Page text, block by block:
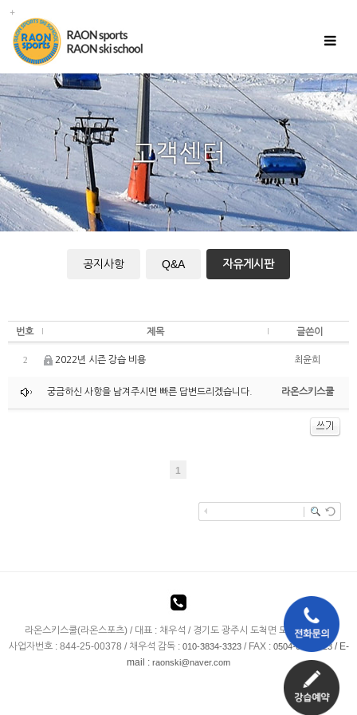
Toggle
공지사항 Q&A 자유게시판
번호 제목 글쓴이
2 2022년 시즌 강습 비용 최윤희
궁금하신 사항을 남겨주시면 빠른 답변드리겠습니다. 라온스키스쿨
1
라온스키스쿨(라온스포츠) / 대표 : 채우석 / 경기도 광주시 도척면 도척윗로 278
사업자번호 : 844-25-00378 / 채우석 감독 : 010-3834-3323/ FAX : 0504-075-3323/ E-
mail : raonski@naver.com